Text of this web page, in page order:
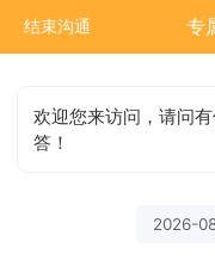
结束沟通 专
欢迎您来访问，请问
答！
2026-